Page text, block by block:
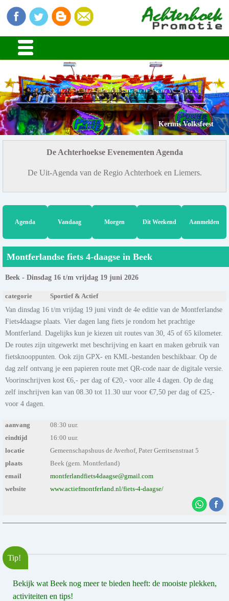
Kermis Volksfeest
De Achterhoekse Evenementen Agenda
De Uit-Agenda van de Regio Achterhoek en Liemers.
Agenda Vandaag Morgen Dit Weekend Aanmelden
Montferlandse fiets 4-daagse in Beek
Beek - Dinsdag 16 t/m vrijdag 19 juni 2026
categorie Sportief & Actief
Van dinsdag 16 t/m vrijdag 19 juni vindt de 4e editie van de Montferlandse
Fiets4daagse plaats. Vier dagen lang fiets je rondom het prachtige
Montferland. Dagelijks kun je kiezen uit routes van 30, 45 of 65 kilometer.
De routes zijn uitgewerkt met beschrijving en kaart en maken gebruik van
fietsknooppunten. Ook zijn GPX- en KML-bestanden beschikbaar. Op de
dag zelf ontvang je een papieren route met QR-code naar de digitale versie.
Voorinschrijven kost €6,- per dag of €20,- voor alle 4 dagen. Op de dag
zelf inschrijven kan van 08.30 tot 11.30 uur voor €7,50 per dag of €25,-
voor 4 dagen.
aanvang
08:30 uur.
eindtijd
16:00 uur.
locatie
Gemeenschapshuus de Averhof, Pater Gerritsenstraat 5
plaats
Beek (gem. Montferland)
email
montferlandfiets4daagse@gmail.com
website
www.actiefmontferland.nl/fiets-4-daagse/
Tip!
Bekijk wat Beek nog meer te bieden heeft: de mooiste plekken,
activiteiten en tips!